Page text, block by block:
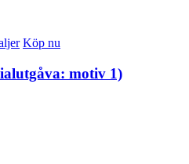
Köp nu
motiv 1)